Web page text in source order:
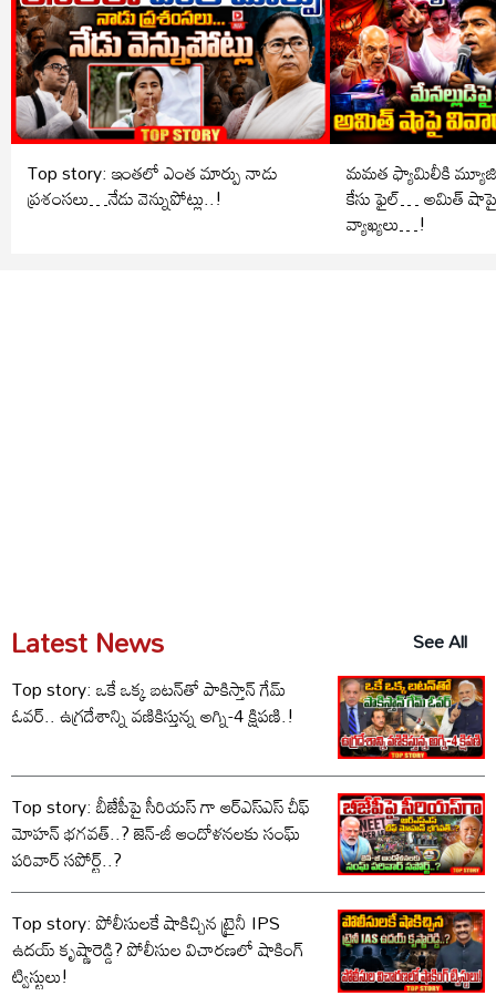
Top story: ఇంతలో ఎంత మార్పు నాడు
ప్రశంసలు…నేడు వెన్నుపోట్లు..!
మమత ఫ్యామిలీకి
కేసు ఫైల్… అమిత్
వ్యాఖ్యలు…!
Latest News
See All
Top story: ఒకే ఒక్క బటన్‌తో పాకిస్తాన్ గేమ్
ఓవర్.. ఉగ్రదేశాన్ని వణికిస్తున్న అగ్ని-4 క్షిపణి.!
Top story: బీజేపీపై సీరియస్ గా ఆర్‌ఎస్‌ఎస్ చీఫ్
మోహన్ భగవత్..? జెన్-జీ ఆందోళనలకు సంఘ్
పరివార్ సపోర్ట్..?
Top story: పోలీసులకే షాకిచ్చిన ట్రైనీ IPS
ఉదయ్ కృష్ణారెడ్డి? పోలీసుల విచారణలో షాకింగ్
ట్విస్టులు!